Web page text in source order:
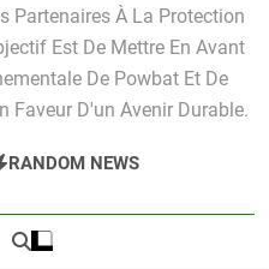
Partenaires À La Protection
Est De Mettre En Avant
De Powbat Et De
Faveur D'un Avenir Durable.
RANDOM NEWS